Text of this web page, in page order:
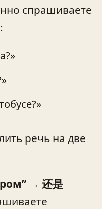
спрашиваете
речь на две
→ 还是